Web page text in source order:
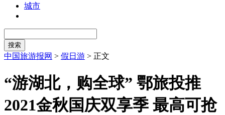
城市
中国旅游报网 > 假日游 > 正文
“游湖北，购全球” 鄂旅投推
2021金秋国庆双享季 最高可抢